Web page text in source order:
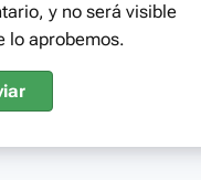
y no será visible
lo aprobemos.